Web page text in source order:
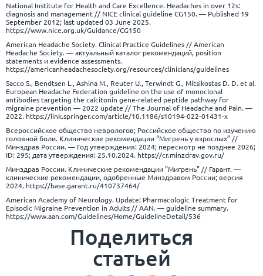
National Institute for Health and Care Excellence. Headaches in over 12s:
diagnosis and management // NICE clinical guideline CG150. — Published 19
September 2012; last updated 03 June 2025.
https://www.nice.org.uk/Guidance/CG150
American Headache Society. Clinical Practice Guidelines // American
Headache Society. — актуальный каталог рекомендаций, position
statements и evidence assessments.
https://americanheadachesociety.org/resources/clinicians/guidelines
Sacco S., Bendtsen L., Ashina M., Reuter U., Terwindt G., Mitsikostas D. D. et al.
European Headache Federation guideline on the use of monoclonal
antibodies targeting the calcitonin gene-related peptide pathway for
migraine prevention — 2022 update // The Journal of Headache and Pain. —
2022. https://link.springer.com/article/10.1186/s10194-022-01431-x
Всероссийское общество неврологов; Российское общество по изучению
головной боли. Клинические рекомендации “Мигрень у взрослых” //
Минздрав России. — Год утверждения: 2024; пересмотр не позднее 2026;
ID: 295; дата утверждения: 25.10.2024. https://cr.minzdrav.gov.ru/
Минздрав России. Клинические рекомендации “Мигрень” // Гарант. —
клинические рекомендации, одобренные Минздравом России; версия
2024. https://base.garant.ru/410737464/
American Academy of Neurology. Update: Pharmacologic Treatment for
Episodic Migraine Prevention in Adults // AAN. — guideline summary.
https://www.aan.com/Guidelines/Home/GuidelineDetail/536
Поделиться
статьей